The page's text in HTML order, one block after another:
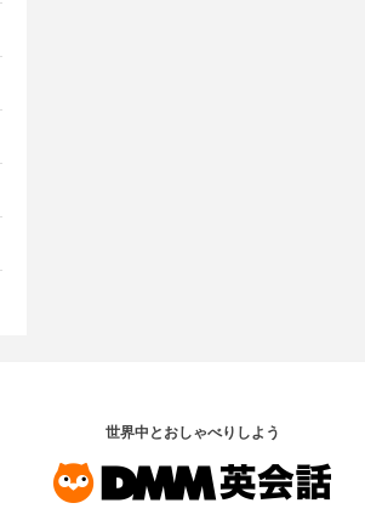
世界中とおしゃべりしよう